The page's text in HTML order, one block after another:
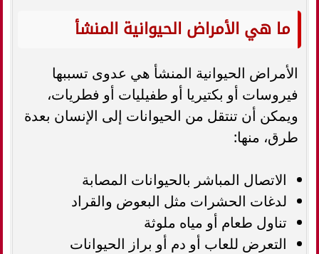
ما هي الأمراض الحيوانية المنشأ
الأمراض الحيوانية المنشأ هي عدوى تسببها
فيروسات أو بكتيريا أو طفيليات أو فطريات،
ويمكن أن تنتقل من الحيوانات إلى الإنسان بعدة
طرق، منها:
الاتصال المباشر بالحيوانات المصابة
لدغات الحشرات مثل البعوض والقراد
تناول طعام أو مياه ملوثة
التعرض للعاب أو دم أو براز الحيوانات